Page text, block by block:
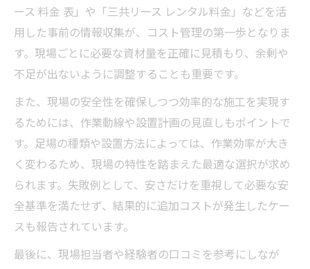
ース 料金 表」や「三共リース レンタル料金」などを活
用した事前の情報収集が、コスト管理の第一歩となりま
す。現場ごとに必要な資材量を正確に見積もり、余剰や
不足が出ないように調整することも重要です。
また、現場の安全性を確保しつつ効率的な施工を実現す
るためには、作業動線や設置計画の見直しもポイントで
す。足場の種類や設置方法によっては、作業効率が大き
く変わるため、現場の特性を踏まえた最適な選択が求め
られます。失敗例として、安さだけを重視して必要な安
全基準を満たせず、結果的に追加コストが発生したケー
スも報告されています。
最後に、現場担当者や経験者の口コミを参考にしなが